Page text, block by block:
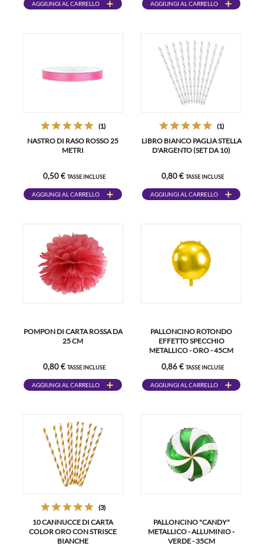
AGGIUNGI AL CARRELLO AGGIUNGI AL CARRELLO
(1)
NASTRO DI RASO ROSSO 25
METRI
0,50 € TASSE INCLUSE
AGGIUNGI AL CARRELLO
(1)
LIBRO BIANCO PAGLIA STELLA
D'ARGENTO (SET DA 10)
0,80 € TASSE INCLUSE
AGGIUNGI AL CARRELLO
POMPON DI CARTA ROSSA DA
25 CM
0,80 € TASSE INCLUSE
AGGIUNGI AL CARRELLO
PALLONCINO ROTONDO
EFFETTO SPECCHIO
METALLICO - ORO - 45CM
0,86 € TASSE INCLUSE
AGGIUNGI AL CARRELLO
(3)
10 CANNUCCE DI CARTA
COLOR ORO CON STRISCE
BIANCHE
PALLONCINO "CANDY"
METALLICO - ALLUMINIO -
VERDE - 35CM